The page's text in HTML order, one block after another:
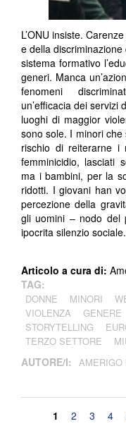
L’ONU insiste.
e della
sistema formativo
generi. Manca
fenomeni
un’efficacia dei servizi
luoghi di maggior
sono sole. I minori
rischio di reiterarne i
femminicidio, lasciati
ma i bambini, per la
ridotti. I giovani han
percezione della
gli uomini – nodo del
ipocrita silenzio sociale.
Articolo a cura di:
TAG:
DONNE MINORI
VIOLENZA
GENERE
STORYTELLING
TERZO SETTORE
AUTORE/I: AMERIGO
Pagine
1 2 3 4